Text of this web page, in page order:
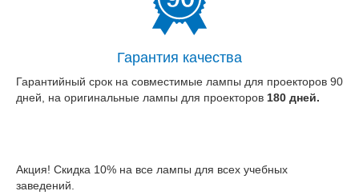
Гарантия качества
Гарантийный срок на совместимые лампы для проекторов 90
дней, на оригинальные лампы для проекторов 180 дней.
Акция! Скидка 10% на все лампы для всех учебных
заведений.